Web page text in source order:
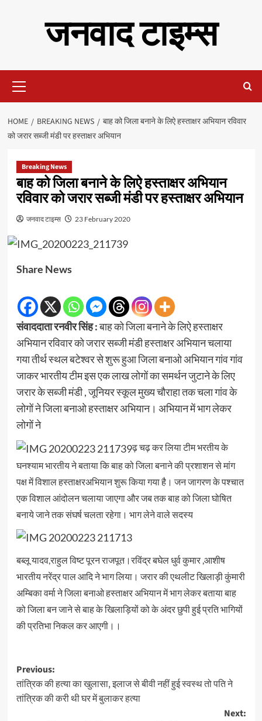
जनवाद टाइम्स
Menu
HOME BREAKING NEWS
बाह को जिला बनाने के लिऐ हस्ताक्षर अभियान रविवार
को जरार सब्जी मंडी पर हस्ताक्षर अभियान
Breaking News
बाह को जिला बनाने के लिऐ हस्ताक्षर अभियान
रविवार को जरार सब्जी मंडी पर हस्ताक्षर अभियान
जनवाद टाइम्स 23 February 2020
Share News
संवाददाता रनवीर सिंह :बाह को जिला बनाने के लिऐ हस्ताक्षर
अभियान रविवार को जरार सब्जी मंडी हस्ताक्षर अभियान चलाया
गया तीर्थ स्थल बटेश्वर से शुरू हुआ जिला बनाओ अभियान गांव गांव
जाकर भारतीय टीम इस एक लाख लोगों का समर्थन जुटाने के लिए
जरार के सब्जी मंडी , जूनियर स्कूल मुख्य चौराहा तक चला गांव के
लोगों ने जिला बनाओ हस्ताक्षर अभियान। अभियान में भाग लेकर
लोगों ने
ढ़ चढ़ कर लिया टीम भरतीय के
घनश्याम भारतीय ने बताया कि बाह को जिला बनाने की प्रशाशन से मांग
पक्ष में विशाल हस्ताक्षरअभियान शुरू किया गया है। जन जागरण के पश्चात
एक विशाल आंदोलन चलाया जाएगा और जब तक बाह को जिला घोषित
बनाये जाने तक संघर्ष चलता रहेगा। भाग लेने वाले सदस्य
बब्लू यादव,राहुल विष्ट पूरन राजपूत।रविंद्र बघेल धुर्व कुमार ,आशीष
भारतीय नरेंद्र पाल आदि ने भाग लिया। जरार की एथलीट खिलाड़ी कुंमारी
अम्बिका वर्मा ने जिला बनाओ हस्ताक्षर अभियान में भाग लेकर बताया बाह
को जिला बन जाने से बाह के खिलाड़ियों को के अंदर छुपी हुई प्रति भागियों
की प्रतिभा निकल कर आएगी।।
Post
navigation
Previous:
तांत्रिक की हत्या का खुलासा, इलाज से बीवी नहीं हुई स्वस्थ तो पति ने
तांत्रिक की करी थी घर में बुलाकर हत्या
Next: